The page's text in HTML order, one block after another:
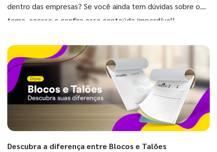
dentro das empresas? Se você ainda tem dúvidas sobre o
tema, acesse e confira esse conteúdo imperdível!
Descubra a diferença entre Blocos e Talões